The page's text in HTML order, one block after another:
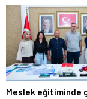
Meslek eğitiminde